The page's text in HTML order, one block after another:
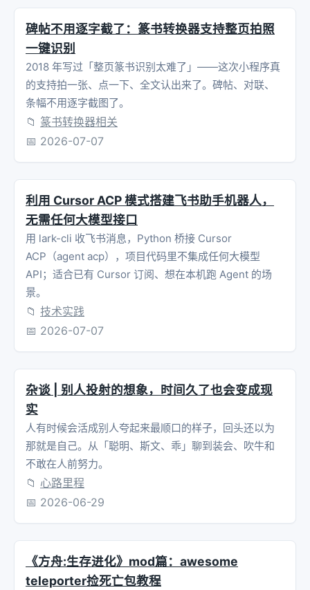
碑帖不用逐字截了：篆书转换器支持整页拍照
一键识别
2018 年写过「整页篆书识别太难了」——这次小程序真
的支持拍一张、点一下、全文认出来了。碑帖、对联、
条幅不用逐字截图了。
📁 篆书转换器相关
📅 2026-07-07
利用 Cursor ACP 模式搭建飞书助手机器人，
无需任何大模型接口
用 lark-cli 收飞书消息，Python 桥接 Cursor
ACP（agent acp），项目代码里不集成任何大模型
API；适合已有 Cursor 订阅、想在本机跑 Agent 的场
景。
📁 技术实践
📅 2026-07-07
杂谈 | 别人投射的想象，时间久了也会变成现
实
人有时候会活成别人夸起来最顺口的样子，回头还以为
那就是自己。从「聪明、斯文、乖」聊到装会、吹牛和
不敢在人前努力。
📁 心路里程
📅 2026-06-29
《方舟:生存进化》mod篇：awesome
teleporter捡死亡包教程